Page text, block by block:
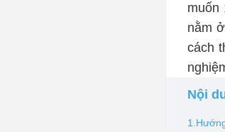
muốn
nằm
cách
Nội